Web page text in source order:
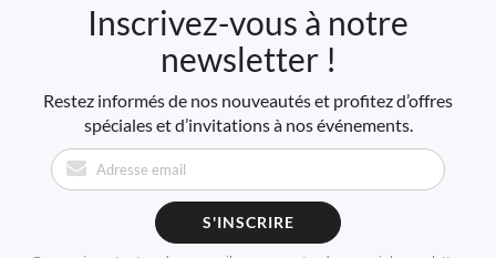
Inscrivez-vous à notre
newsletter !
Restez informés de nos nouveautés et profitez d’offres
spéciales et d’invitations à nos événements.
S'INSCRIRE